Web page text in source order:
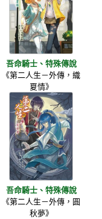
吾命騎士、特殊傳說
《第二人生－外傳，織
夏情》
吾命騎士、特殊傳說
《第二人生－外傳，圓
秋夢》